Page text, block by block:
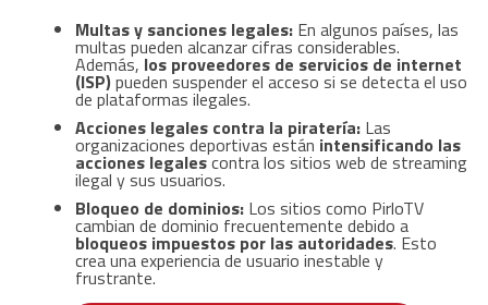
Multas y sanciones legales:En algunos países, las
multas pueden alcanzar cifras considerables.
Además, los proveedores de servicios de internet
(ISP)pueden suspender el acceso si se detecta el uso
de plataformas ilegales.
Acciones legales contra la piratería:Las
organizaciones deportivas están intensificando las
acciones legalescontra los sitios web de streaming
ilegal y sus usuarios.
Bloqueo de dominios:Los sitios como PirloTV
cambian de dominio frecuentemente debido a
bloqueos impuestos por las autoridades. Esto
crea una experiencia de usuario inestable y
frustrante.